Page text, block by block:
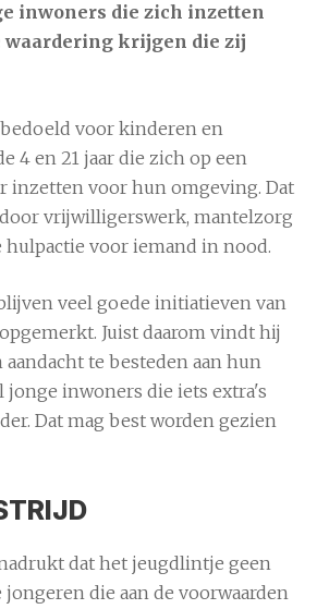
inwoners die zich inzetten
waardering krijgen die zij
voor kinderen en
4 en 21 jaar die zich op een
inzetten voor hun omgeving. Dat
vrijwilligerswerk, mantelzorg
hulpactie voor iemand in nood.
veel goede initiatieven van
Juist daarom vindt hij
te besteden aan hun
jonge inwoners die iets extra's
Dat mag best worden gezien
dat het jeugdlintje geen
die aan de voorwaarden